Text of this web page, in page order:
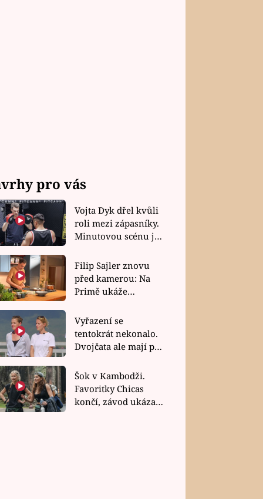
pro vás
Vojta Dyk dřel kvůli
roli mezi zápasníky.
Minutovou scénu jel
Filip Sajler znovu
před kamerou: Na
Primě ukáže
rychlé recepty
Vyřazení se
tentokrát nekonalo.
Dvojčata ale mají po
závodu nůž na krku
Šok v Kambodži.
Favoritky Chicas
končí, závod ukázal